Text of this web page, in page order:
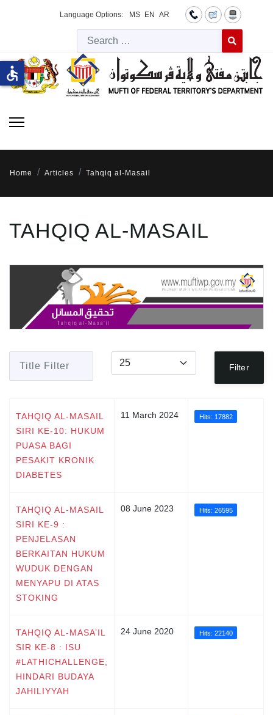
Language Options: MS EN AR
Type 2 or
Home Articles Tahqiq al-Masail
TAHQIQ AL-MASAIL
Title Filter Display #
Filter
TAHQIQ AL-MASAIL
SIRI KE-10: HUKUM
PUASA BAGI
PESAKIT KRONIK
DIABETES
11 March 2024 Hits: 17882
TAHQIQ AL-MASAIL
SIRI KE-9 :
PENJELASAN
BERKAITAN HUKUM
WUDUK DENGAN
MENYAPU DI ATAS
STOKING
08 June 2023 Hits: 26595
TAHQIQ AL-MASA’IL
SIR KE-8 : ISU
#LATHICHALLENGE,
HINDARI BUDAYA
JAHILIYYAH
24 June 2020 Hits: 22140
accessible